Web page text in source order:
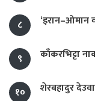
८ ‘इरान–ओमान
९ काँकरभिट्टा
१० शेरबहादुर